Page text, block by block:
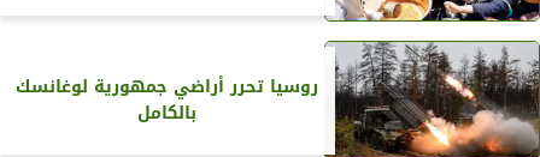
روسيا تحرر أراضي جمهورية لوغانسك
بالكامل